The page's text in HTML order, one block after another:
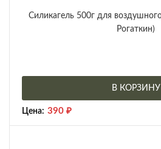
Силикагель 500г для
Рогаткин)
В КОРЗИНУ
Цена: 390 ₽